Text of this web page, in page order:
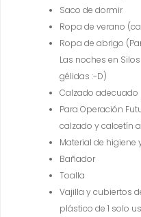
Saco de dormir
Ropa de verano
Ropa de abrigo
Las noches en
gélidas :-D)
Calzado
Para Operación
calzado y calcetín
Material de higiene
Bañador
Toalla
Vajilla y cubiertos
plástico de 1 solo